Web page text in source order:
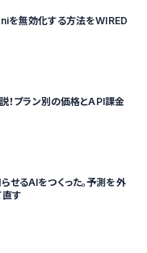
無効化する方法をWIRED
プラン別の価格とAPI課金
せるAIをつくった。予測を外
直す